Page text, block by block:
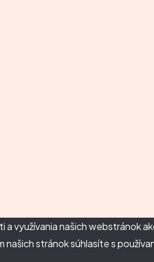
využívania našich webstránok
našich stránok súhlasíte s